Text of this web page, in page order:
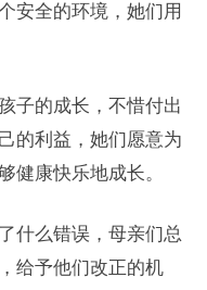
安全的环境，她们用
子的成长，不惜付出
的利益，她们愿意为
健康快乐地成长。
什么错误，母亲们总
给予他们改正的机